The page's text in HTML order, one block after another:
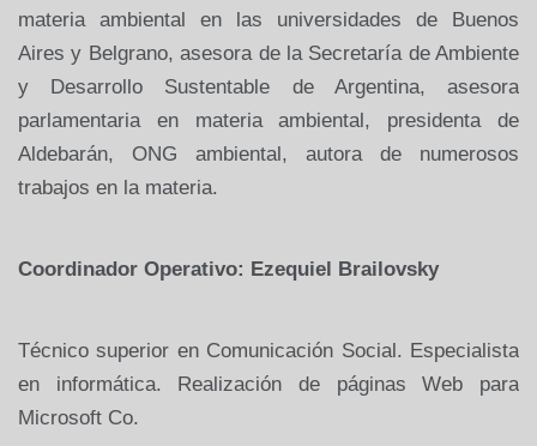
materia ambiental en las universidades de Buenos
Aires y Belgrano, asesora de la Secretaría de Ambiente
y Desarrollo Sustentable de Argentina, asesora
parlamentaria en materia ambiental, presidenta de
Aldebarán, ONG ambiental, autora de numerosos
trabajos en la materia.
Coordinador Operativo: Ezequiel Brailovsky
Técnico superior en Comunicación Social. Especialista
en informática. Realización de páginas Web para
Microsoft Co.